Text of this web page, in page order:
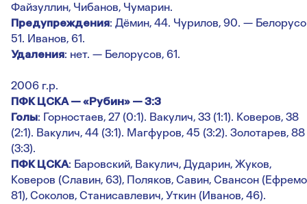
Файзуллин, Чибанов, Чумарин.
Предупреждения: Дёмин, 44. Чурилов, 90. —
51. Иванов, 61.
Удаления: нет. — Белорусов, 61.
2006 г.р.
ПФК ЦСКА — «Рубин» — 3:3
Голы: Горностаев, 27 (0:1). Вакулич, 33 (1:1). Коверов, 38
(2:1). Вакулич, 44 (3:1). Магфуров, 45 (3:2). Золотарев, 88
(3:3).
ПФК ЦСКА: Баровский, Вакулич, Дударин, Жуков,
Коверов (Славин, 63), Поляков, Савин, Свансон
81), Соколов, Станисавлевич, Уткин (Иванов, 46).